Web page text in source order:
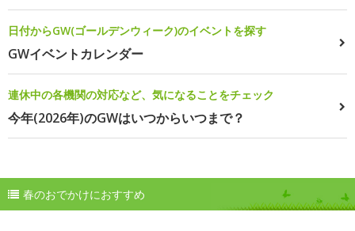
日付からGW(ゴールデンウィーク)のイベントを探す
GWイベントカレンダー
連休中の各機関の対応など、気になることをチェック
今年(2026年)のGWはいつからいつまで？
春のおでかけにおすすめ